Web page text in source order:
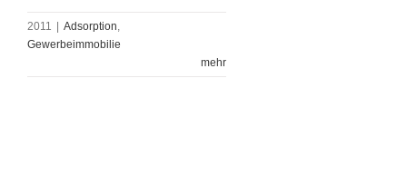
2011 | Adsorption
Gewerbeimmobilie
mehr